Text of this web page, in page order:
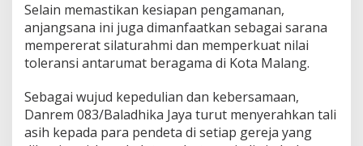
Selain memastikan kesiapan pengamanan,
anjangsana ini juga dimanfaatkan sebagai sarana
mempererat silaturahmi dan memperkuat nilai
toleransi antarumat beragama di Kota Malang.
Sebagai wujud kepedulian dan kebersamaan,
Danrem 083/Baladhika Jaya turut menyerahkan tali
asih kepada para pendeta di setiap gereja yang